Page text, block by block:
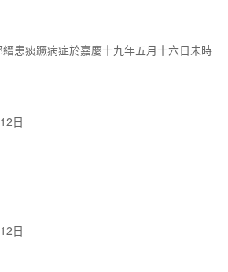
患痰蹶病症於嘉慶十九年五月十六日未時
日
日